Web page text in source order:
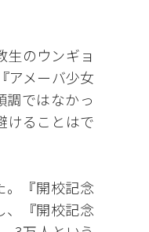
のウンギョ
アメーバ少女
ではなかっ
けることはで
。『開校記念
、『開校記念